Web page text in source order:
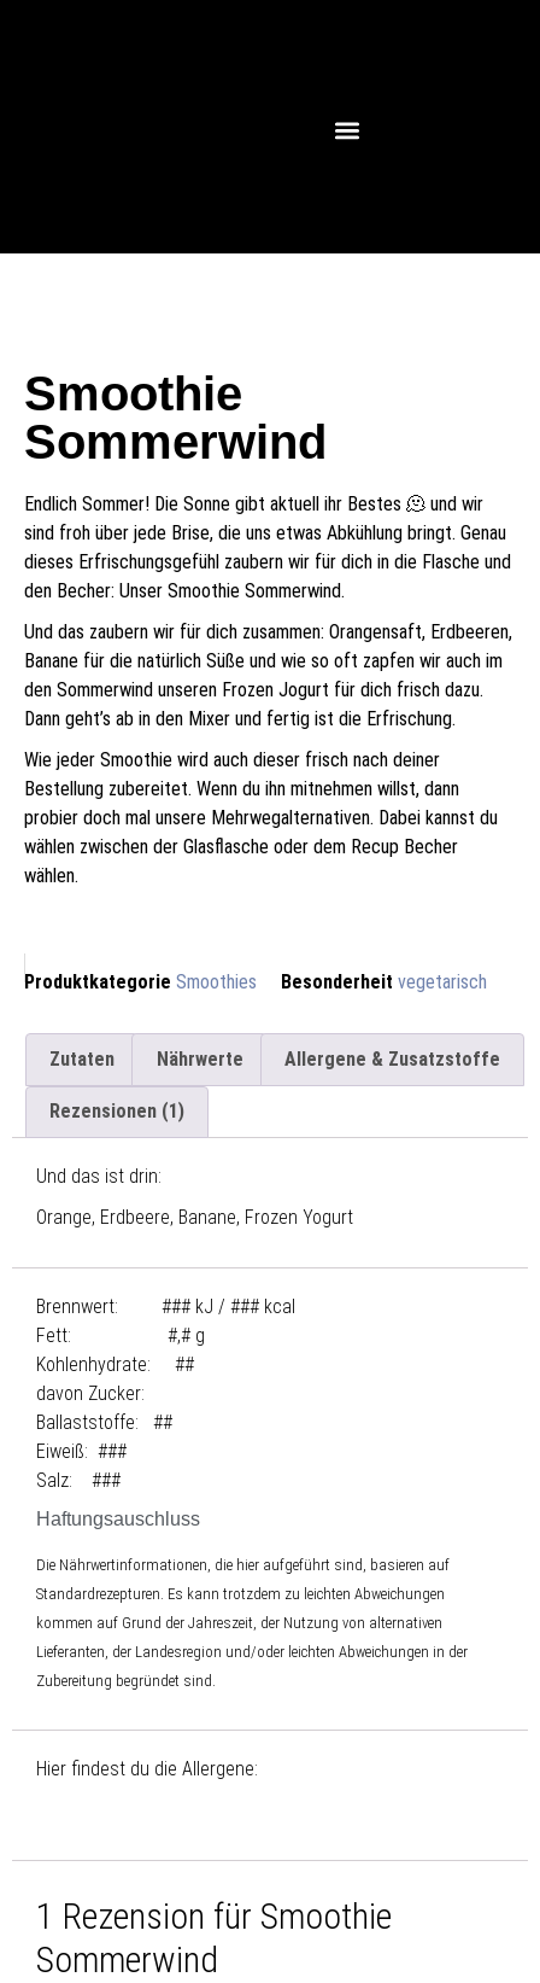
Smoothie
Sommerwind
Endlich Sommer! Die Sonne gibt aktuell ihr Bestes 🫠 und wir
sind froh über jede Brise, die uns etwas Abkühlung bringt. Genau
dieses Erfrischungsgefühl zaubern wir für dich in die Flasche und
den Becher: Unser Smoothie Sommerwind.
Und das zaubern wir für dich zusammen: Orangensaft, Erdbeeren,
Banane für die natürlich Süße und wie so oft zapfen wir auch im
den Sommerwind unseren Frozen Jogurt für dich frisch dazu.
Dann geht’s ab in den Mixer und fertig ist die Erfrischung.
Wie jeder Smoothie wird auch dieser frisch nach deiner
Bestellung zubereitet. Wenn du ihn mitnehmen willst, dann
probier doch mal unsere Mehrwegalternativen. Dabei kannst du
wählen zwischen der Glasflasche oder dem Recup Becher
wählen.
Produktkategorie Smoothies Besonderheit vegetarisch
Zutaten Nährwerte Allergene & Zusatzstoffe
Rezensionen (1)
Und das ist drin:
Orange, Erdbeere, Banane, Frozen Yogurt
Brennwert: ### kJ / ### kcal
Fett: #,# g
Kohlenhydrate: ##
davon Zucker:
Ballaststoffe: ##
Eiweiß: ###
Salz: ###
Haftungsauschluss
Die Nährwertinformationen, die hier aufgeführt sind, basieren auf
Standardrezepturen. Es kann trotzdem zu leichten Abweichungen
kommen auf Grund der Jahreszeit, der Nutzung von alternativen
Lieferanten, der Landesregion und/oder leichten Abweichungen in der
Zubereitung begründet sind.
Hier findest du die Allergene:
1 Rezension für Smoothie
Sommerwind